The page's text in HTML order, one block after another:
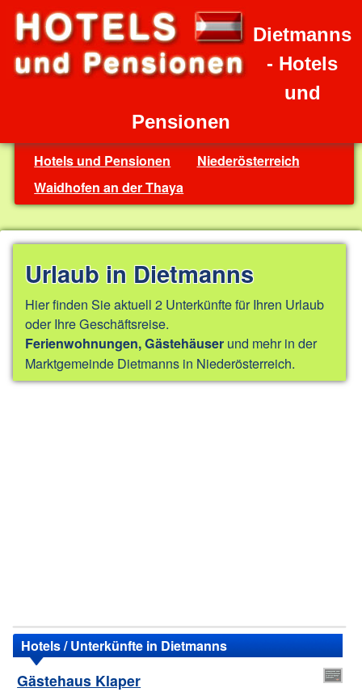
Dietmanns
- Hotels
und
Pensionen
Hotels und Pensionen
Niederösterreich
Waidhofen an der Thaya
Urlaub in Dietmanns
Hier finden Sie aktuell 2 Unterkünfte für Ihren Urlaub
oder Ihre Geschäftsreise.
Ferienwohnungen, Gästehäuser und mehr in der
Marktgemeinde Dietmanns in Niederösterreich.
Hotels / Unterkünfte in Dietmanns
Gästehaus Klaper